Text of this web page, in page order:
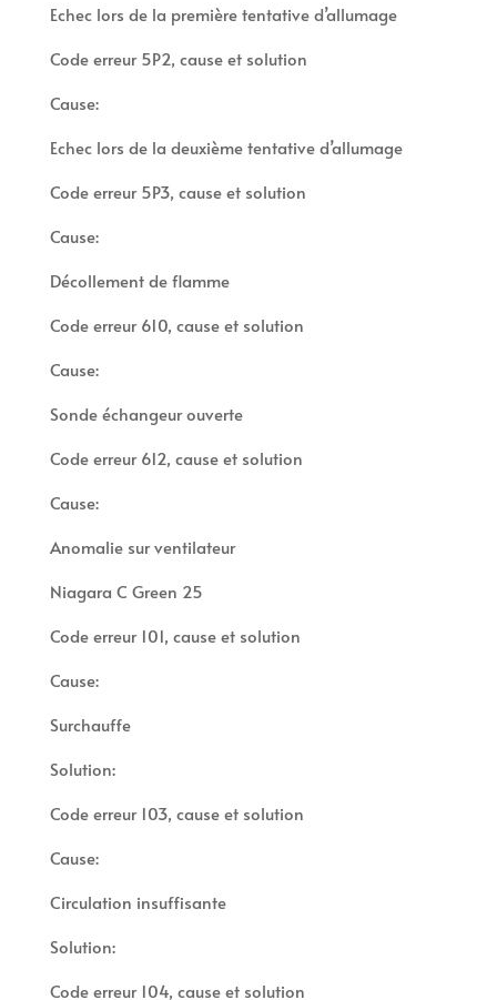
Echec lors de la première tentative d’allumage
Code erreur 5P2, cause et solution
Cause:
Echec lors de la deuxième tentative d’allumage
Code erreur 5P3, cause et solution
Cause:
Décollement de flamme
Code erreur 610, cause et solution
Cause:
Sonde échangeur ouverte
Code erreur 612, cause et solution
Cause:
Anomalie sur ventilateur
Niagara C Green 25
Code erreur 101, cause et solution
Cause:
Surchauffe
Solution:
Code erreur 103, cause et solution
Cause:
Circulation insuffisante
Solution:
Code erreur 104, cause et solution